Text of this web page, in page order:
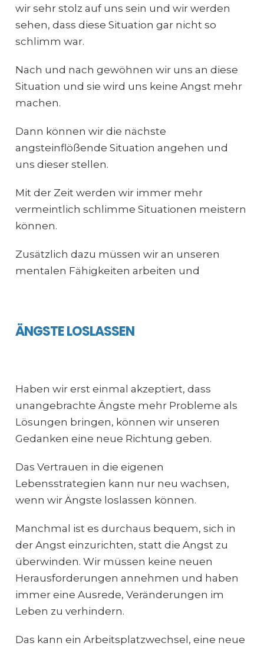
wir sehr stolz auf uns sein und wir werden
sehen, dass diese Situation gar nicht so
schlimm war.
Nach und nach gewöhnen wir uns an diese
Situation und sie wird uns keine Angst mehr
machen.
Dann können wir die nächste
angsteinflößende Situation angehen und
uns dieser stellen.
Mit der Zeit werden wir immer mehr
vermeintlich schlimme Situationen meistern
können.
Zusätzlich dazu müssen wir an unseren
mentalen Fähigkeiten arbeiten und
ÄNGSTE LOSLASSEN
Haben wir erst einmal akzeptiert, dass
unangebrachte Ängste mehr Probleme als
Lösungen bringen, können wir unseren
Gedanken eine neue Richtung geben.
Das Vertrauen in die eigenen
Lebensstrategien kann nur neu wachsen,
wenn wir Ängste loslassen können.
Manchmal ist es durchaus bequem, sich in
der Angst einzurichten, statt die Angst zu
überwinden. Wir müssen keine neuen
Herausforderungen annehmen und haben
immer eine Ausrede, Veränderungen im
Leben zu verhindern.
Das kann ein Arbeitsplatzwechsel, eine neue